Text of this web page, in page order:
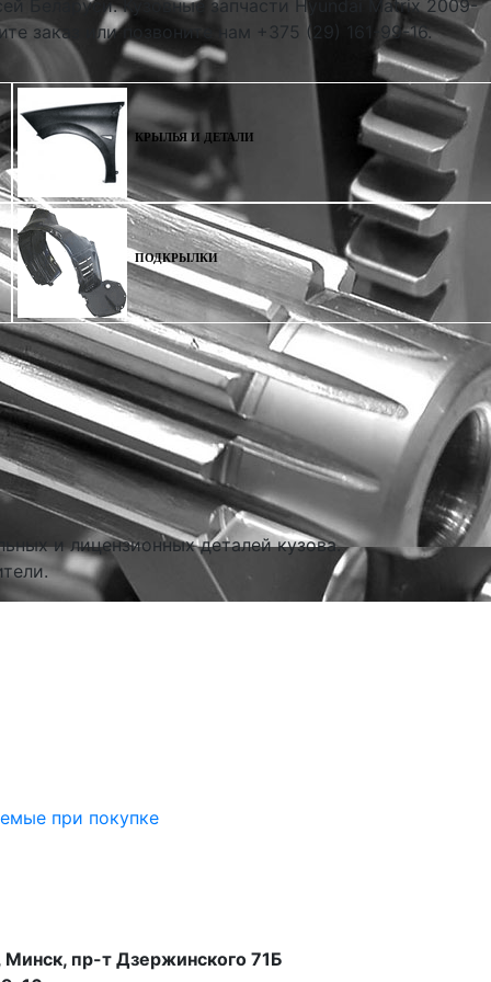
Беларуси. Кузовные запчасти Hyundai Matrix 2009-
заказ или позвоните нам +375 (29) 161-99-16.
КРЫЛЬЯ И ДЕТАЛИ
ПОДКРЫЛКИ
и лицензионных деталей кузова.
при покупке
пр-т Дзержинского 71Б